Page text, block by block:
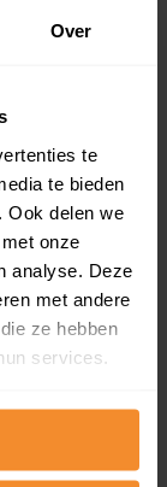
Over
te
te bieden
Ook delen we
onze
analyse. Deze
met andere
ze hebben
services.
(koopsom
Dit
en